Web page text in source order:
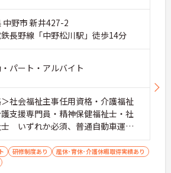
中野市 新井427-2
長野線「中野松川駅」徒歩14分
パート・アルバイト
社会福祉主事任用資格・介護福祉
支援専門員・精神保健福祉士・社
士 いずれか必須、普通自動車運転
限定可) 歓迎 ＜経験＞不問
研修制度あり
産休･育休･介護休暇取得実績あり